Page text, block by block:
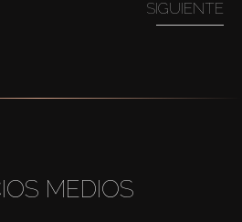
SIGUIENTE
MEDIOS